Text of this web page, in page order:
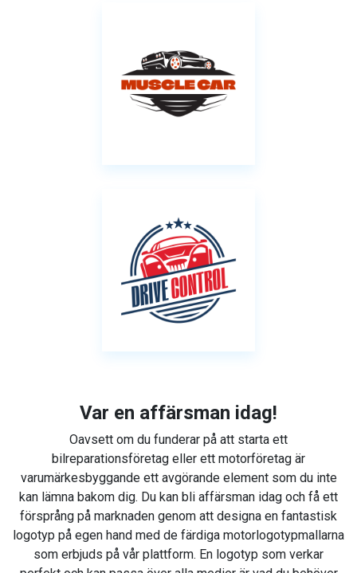
Var en affärsman idag!
Oavsett om du funderar på att starta ett
bilreparationsföretag eller ett motorföretag är
varumärkesbyggande ett avgörande element som du inte
kan lämna bakom dig. Du kan bli affärsman idag och få ett
försprång på marknaden genom att designa en fantastisk
logotyp på egen hand med de färdiga motorlogotypmallarna
som erbjuds på vår plattform. En logotyp som verkar